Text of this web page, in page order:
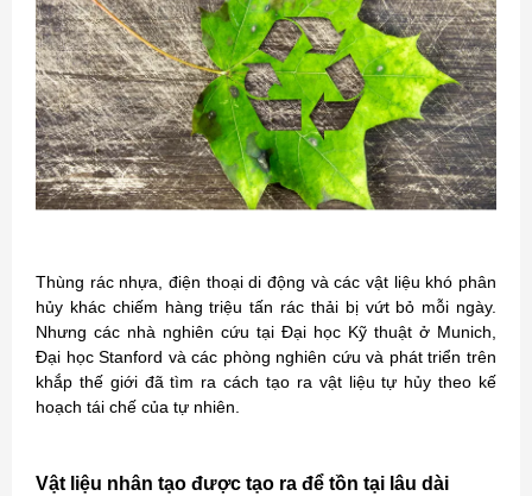
Thùng rác nhựa, điện thoại di động và các vật liệu khó phân
hủy khác chiếm hàng triệu tấn rác thải bị vứt bỏ mỗi ngày.
Nhưng các nhà nghiên cứu tại Đại học Kỹ thuật ở Munich,
Đại học Stanford và các phòng nghiên cứu và phát triển trên
khắp thế giới đã tìm ra cách tạo ra vật liệu tự hủy theo kế
hoạch tái chế của tự nhiên.
Vật liệu nhân tạo được tạo ra để tồn tại lâu dài